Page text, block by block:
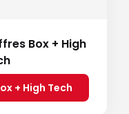
Box + High
+ High Tech